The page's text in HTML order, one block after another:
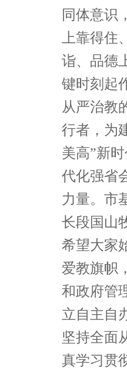
同体意识
上靠得住
诣、品德
键时刻起
从严治教
行者，为
美高”新
代化强省
力量。市
长段国山
希望大家
爱教旗帜
和政府管
立自主自
坚持全面
真学习贯